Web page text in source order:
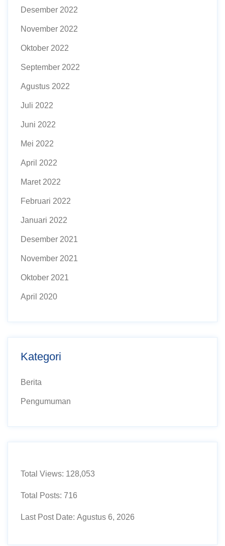
Desember 2022
November 2022
Oktober 2022
September 2022
Agustus 2022
Juli 2022
Juni 2022
Mei 2022
April 2022
Maret 2022
Februari 2022
Januari 2022
Desember 2021
November 2021
Oktober 2021
April 2020
Kategori
Berita
Pengumuman
Total Views: 128,053
Total Posts: 716
Last Post Date: Agustus 6, 2026